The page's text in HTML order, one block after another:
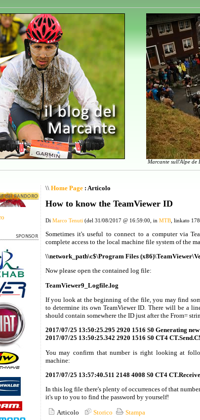
Marcante sull'Alpe de
\\ Home Page: Articolo
How to know the TeamViewer ID
Di Marco Tenuti(del 31/08/2017 @ 16:59:00, in MTB, linkato
Sometimes it's useful to connect to a computer via
complete access to the local machine file system of the
\\network_path\c$\Program Files
Now please open the contained log file:
TeamViewer9_Logfile.log
If you look at the beginning of the file, you may find
to determine its own TeamViewer ID. There will be a
should contain somewhere the ID just after the From=
2017/07/25 13:50:25.295 2920 1516 S0 Generating
2017/07/25 13:50:25.342 2920 1516 S0 CT4
You may confirm that number is right looking at
machine:
2017/07/25 13:57:40.511 2148 4008 S0 CT4
In this log file there's plenty of occurrences of that
it's up to you to find the password by yourself!
Articolo Storico Stampa